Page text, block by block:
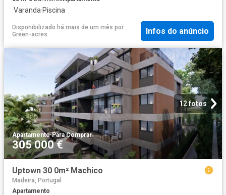
·Varanda·Piscina
Disponibilizado há mais de um mês por
Green-acres
Infos do anúncio
12 fotos
Apartamento·Para Comprar
305 000 €
Uptown 30 0m² Machico
Madeira, Portugal
Apartamento